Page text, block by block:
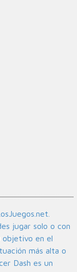
jugar solo o con
objetivo en el
más alta o
Dash es un